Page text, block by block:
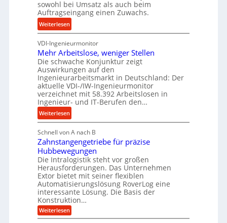
k
p
r
z
e
s
s
i
e
b
u
n
d
H
y
d
r
a
u
l
i
m
V
e
r
g
l
e
s
e
u
n
d
l
a
n
g
l
e
b
i
g
e
K
u
g
e
l
g
e
w
sowohl bei Umsatz als auch beim
Auftragseingang einen Zuwachs.
Weiterlesen:
K
r
o
n
e
s
s
t
e
i
g
r
t
U
m
s
a
t
z
VDI-Ingenieurmonitor
Mehr Arbeitslose, weniger Stellen
Die schwache Konjunktur zeigt
Auswirkungen auf den
Ingenieurarbeitsmarkt in Deutschland: Der
aktuelle VDI-/IW-Ingenieurmonitor
verzeichnet mit 58.392 Arbeitslosen in
Ingenieur- und IT-Berufen den…
Weiterlesen:
M
e
h
r
A
r
b
e
i
t
s
Schnell von A nach B
Zahnstangengetriebe für präzise
Hubbewegungen
Die Intralogistik steht vor großen
Herausforderungen. Das Unternehmen
Extor bietet mit seiner flexiblen
Automatisierungslösung RoverLog eine
interessante Lösung. Die Basis der
Konstruktion…
Weiterlesen:
Z